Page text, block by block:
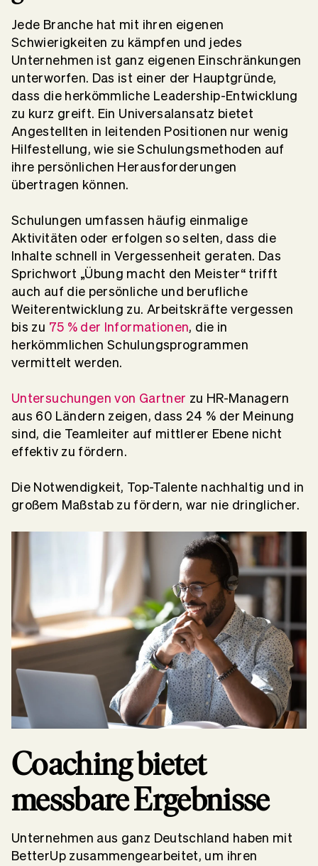
Jede Branche hat mit ihren eigenen
Schwierigkeiten zu kämpfen und jedes
Unternehmen ist ganz eigenen Einschränkungen
unterworfen. Das ist einer der Hauptgründe,
dass die herkömmliche Leadership-Entwicklung
zu kurz greift. Ein Universalansatz bietet
Angestellten in leitenden Positionen nur wenig
Hilfestellung, wie sie Schulungsmethoden auf
ihre persönlichen Herausforderungen
übertragen können.
Schulungen umfassen häufig einmalige
Aktivitäten oder erfolgen so selten, dass die
Inhalte schnell in Vergessenheit geraten. Das
Sprichwort „Übung macht den Meister“ trifft
auch auf die persönliche und berufliche
Weiterentwicklung zu. Arbeitskräfte vergessen
bis zu 75 % der Informationen, die in
herkömmlichen Schulungsprogrammen
vermittelt werden.
Untersuchungen von Gartner zu HR-Managern
aus 60 Ländern zeigen, dass 24 % der Meinung
sind, die Teamleiter auf mittlerer Ebene nicht
effektiv zu fördern.
Die Notwendigkeit, Top-Talente nachhaltig und in
großem Maßstab zu fördern, war nie dringlicher.
Coaching bietet
messbare Ergebnisse
Unternehmen aus ganz Deutschland haben mit
BetterUp zusammengearbeitet, um ihren